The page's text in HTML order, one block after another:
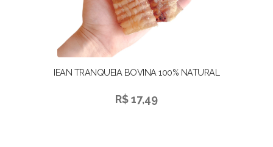
IEAN TRANQUEIA BOVINA 100% NATURAL
R$ 17,49